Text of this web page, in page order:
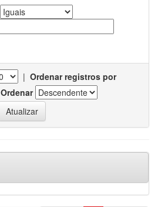
| Ordenar registros por
Ordenar